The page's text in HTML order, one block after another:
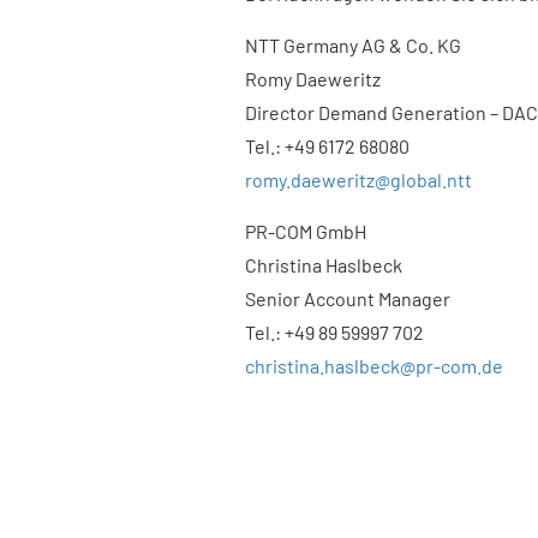
NTT Germany AG & Co. KG
Romy Daeweritz
Director Demand Generation –
Tel.: +49 6172 68080
romy.daeweritz@global.ntt
PR-COM GmbH
Christina Haslbeck
Senior Account Manager
Tel.: +49 89 59997 702
christina.haslbeck@pr-com.de